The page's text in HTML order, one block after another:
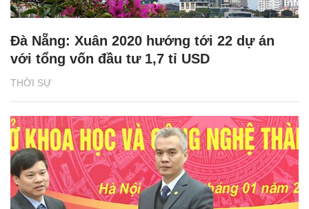
THỜI SỰ
Đà Nẵng: Xuân 2020 hướng tới 22 dự án
với tổng vốn đầu tư 1,7 tỉ USD